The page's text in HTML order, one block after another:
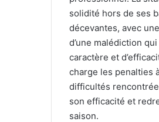
solidité hors de ses
décevantes, avec
d’une malédiction
caractère et
charge les penalties
difficultés
son efficacité et
saison.